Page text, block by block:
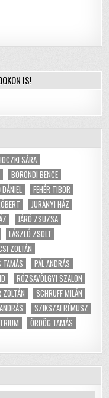
IS!
SÁRA
BÖRÖNDI BENCE
FEHÉR TIBOR
JURÁNYI HÁZ
JÁRÓ ZSUZSA
LÁSZLÓ ZSOLT
ZOLTÁN
TAMÁS
PÁL ANDRÁS
RÓZSAVÖLGYI SZALON
ZOLTÁN
SCHRUFF MILÁN
SZIKSZAI RÉMUSZ
ÖRDÖG TAMÁS